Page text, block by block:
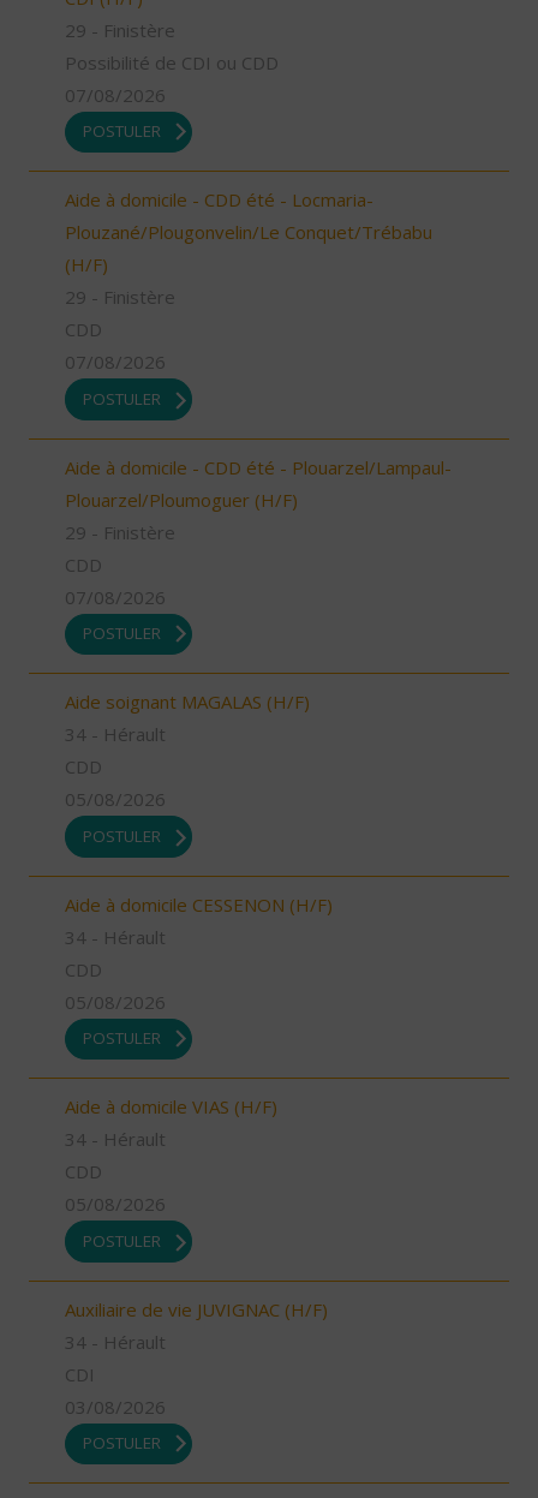
29 - Finistère
Possibilité de CDI ou CDD
07/08/2026
POSTULER
Aide à domicile - CDD été - Locmaria-
Plouzané/Plougonvelin/Le Conquet/Trébabu
(H/F)
29 - Finistère
CDD
07/08/2026
POSTULER
Aide à domicile - CDD été - Plouarzel/Lampaul-
Plouarzel/Ploumoguer (H/F)
29 - Finistère
CDD
07/08/2026
POSTULER
Aide soignant MAGALAS (H/F)
34 - Hérault
CDD
05/08/2026
POSTULER
Aide à domicile CESSENON (H/F)
34 - Hérault
CDD
05/08/2026
POSTULER
Aide à domicile VIAS (H/F)
34 - Hérault
CDD
05/08/2026
POSTULER
Auxiliaire de vie JUVIGNAC (H/F)
34 - Hérault
CDI
03/08/2026
POSTULER